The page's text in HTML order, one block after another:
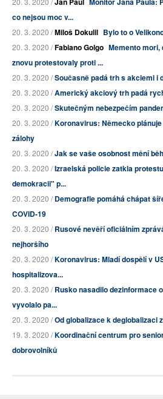
co nejsou moc v...
20. 3. 2020 /Miloš Dokulil Bylo to o
20. 3. 2020 /Fabiano Golgo Memento
znovu protestovaly proti ...
20. 3. 2020 /Současně padá trh s akciemi i
20. 3. 2020 /Americký akciový trh padá
20. 3. 2020 /Skutečným nebezpečím
20. 3. 2020 /Koronavirus: Německo
zálohy
20. 3. 2020 /Jak se vaše osobnost mění
20. 3. 2020 /Izraelská policie zatkla
demokracii" p...
20. 3. 2020 /Demografie pomáhá chápat
COVID-19
20. 3. 2020 /Rusové nevěří oficiálním
nejhoršího
20. 3. 2020 /Koronavirus: Mladí dospělí v
hospitalizova...
20. 3. 2020 /Rusko nasadilo dezinformace
vyvolalo pa...
20. 3. 2020 /Od globalizace k deglobalizaci
19. 3. 2020 /Koordinační centrum pro
dobrovolníků